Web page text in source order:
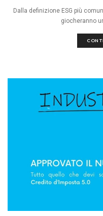
Dalla definizione ESG più
giocheranno